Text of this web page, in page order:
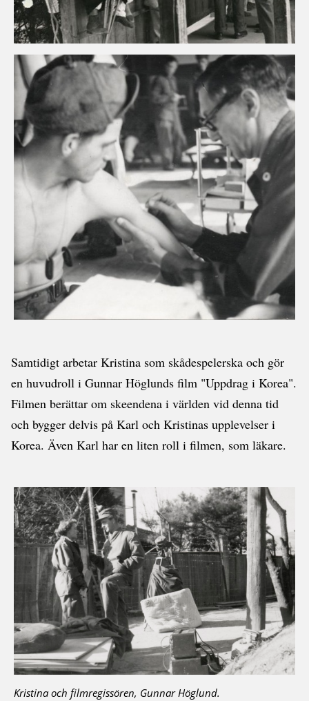
Samtidigt arbetar Kristina som skådespelerska och gör
en huvudroll i Gunnar Höglunds film "Uppdrag i Korea".
Filmen berättar om skeendena i världen vid denna tid
och bygger delvis på Karl och Kristinas upplevelser i
Korea. Även Karl har en liten roll i filmen, som läkare.
Kristina och filmregissören, Gunnar Höglund.